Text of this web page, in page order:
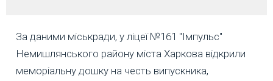
За даними міськради, у ліцеї №161 "Імпульс"
Немишлянського району міста Харкова відкрили
меморіальну дошку на честь випускника,